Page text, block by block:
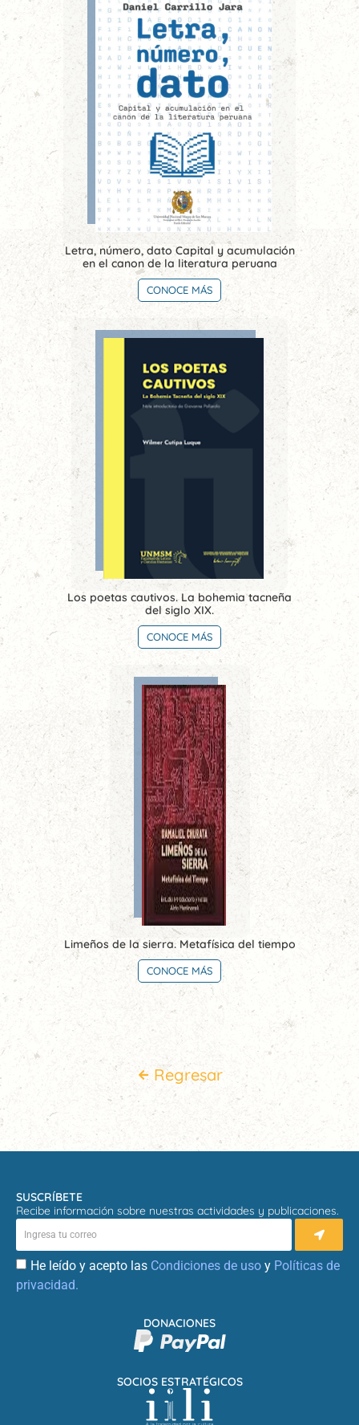
Letra, número, dato Capital y acumulación
en el canon de la literatura peruana
CONOCE MÁS
Los poetas cautivos. La bohemia tacneña
del siglo XIX.
CONOCE MÁS
Limeños de la sierra. Metafísica del tiempo
CONOCE MÁS
Regresar
SUSCRÍBETE
Recibe información sobre nuestras actividades y publicaciones.
He leído y acepto las Condiciones de uso y Políticas de
privacidad.
SOCIOS ESTRATÉGICOS
DONACIONES